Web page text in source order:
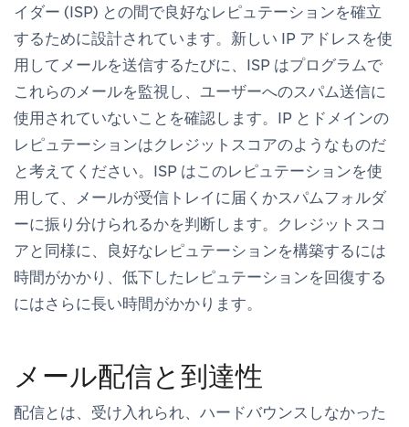
イダー (ISP) との間で良好なレピュテーションを確立
するために設計されています。新しい IP アドレスを使
用してメールを送信するたびに、ISP はプログラムで
これらのメールを監視し、ユーザーへのスパム送信に
使用されていないことを確認します。IP とドメインの
レピュテーションはクレジットスコアのようなものだ
と考えてください。ISP はこのレピュテーションを使
用して、メールが受信トレイに届くかスパムフォルダ
ーに振り分けられるかを判断します。クレジットスコ
アと同様に、良好なレピュテーションを構築するには
時間がかかり、低下したレピュテーションを回復する
にはさらに長い時間がかかります。
メール配信と到達性
配信とは、受け入れられ、ハードバウンスしなかった